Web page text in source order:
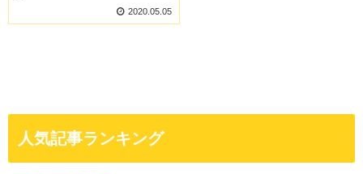
2020.05.05
人気記事ランキング